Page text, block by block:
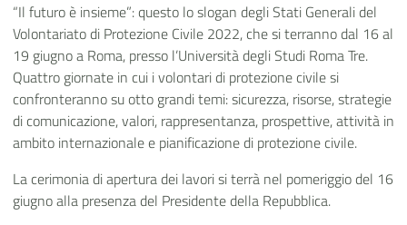
“Il futuro è insieme”: questo lo slogan degli Stati Generali del
Volontariato di Protezione Civile 2022, che si terranno dal 16 al
19 giugno a Roma, presso l’Università degli Studi Roma Tre.
Quattro giornate in cui i volontari di protezione civile si
confronteranno su otto grandi temi: sicurezza, risorse, strategie
di comunicazione, valori, rappresentanza, prospettive, attività in
ambito internazionale e pianificazione di protezione civile.
La cerimonia di apertura dei lavori si terrà nel pomeriggio del 16
giugno alla presenza del Presidente della Repubblica.